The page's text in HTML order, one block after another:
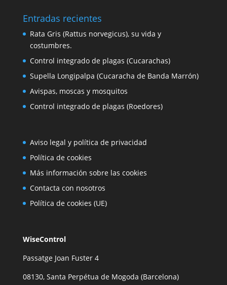
Entradas recientes
Rata Gris (Rattus norvegicus), su vida y
costumbres.
Control integrado de plagas (Cucarachas)
Supella Longipalpa (Cucaracha de Banda Marrón)
Avispas, moscas y mosquitos
Control integrado de plagas (Roedores)
Aviso legal y política de privacidad
Política de cookies
Más información sobre las cookies
Contacta con nosotros
Política de cookies (UE)
WiseControl
Passatge Joan Fuster 4
08130, Santa Perpétua de Mogoda (Barcelona)